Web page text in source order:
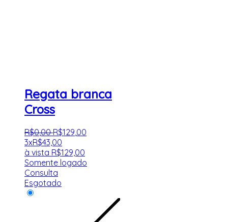
Regata branca
Cross
R$0,00 R$129 00
3xR$43,00
à vista R$129,00
Somente logado
Consulta
Esgotado